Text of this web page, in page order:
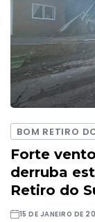
BOM RETIRO
Forte
derruba
Retiro do
15 DE JANEIRO DE